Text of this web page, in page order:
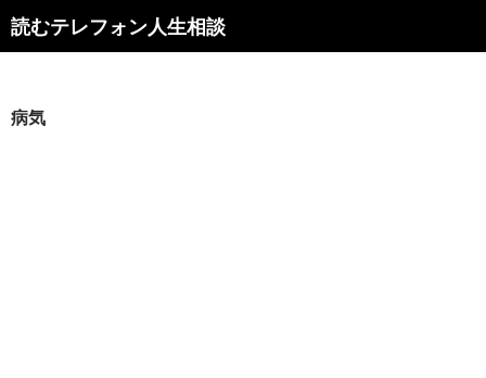
読むテレフォン人生相談
病気